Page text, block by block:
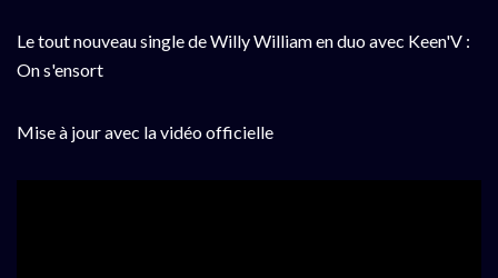
Le tout nouveau single de Willy William en duo avec Keen'V :
On s'ensort
Mise à jour avec la vidéo officielle